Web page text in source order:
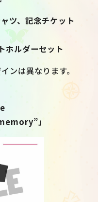
ツ、記念チケット
ホルダーセット
ンは異なります。
」